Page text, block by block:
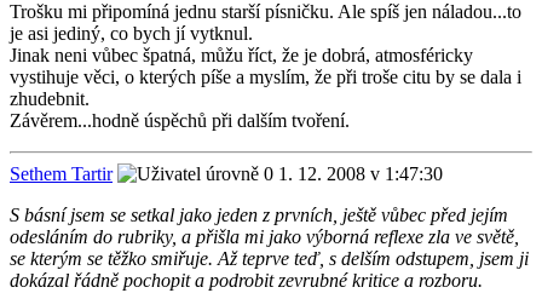
Trošku mi připomíná jednu starší písničku. Ale spíš jen náladou...to
je asi jediný, co bych jí vytknul.
Jinak neni vůbec špatná, můžu říct, že je dobrá, atmosféricky
vystihuje věci, o kterých píše a myslím, že při troše citu by se dala i
zhudebnit.
Závěrem...hodně úspěchů při dalším tvoření.
Sethem Tartir
1. 12. 2008 v 1:47:30
S básní jsem se setkal jako jeden z prvních, ještě vůbec před jejím
odesláním do rubriky, a přišla mi jako výborná reflexe zla ve světě,
se kterým se těžko smiřuje. Až teprve teď, s delším odstupem, jsem ji
dokázal řádně pochopit a podrobit zevrubné kritice a rozboru.